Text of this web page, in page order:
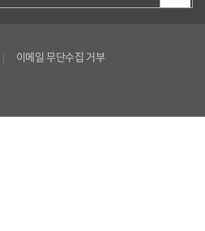
이메일 무단수집 거부